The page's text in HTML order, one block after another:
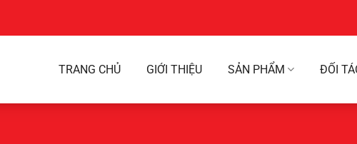
TRANG CHỦ GIỚI THIỆU SẢN PHẨM ĐỐI